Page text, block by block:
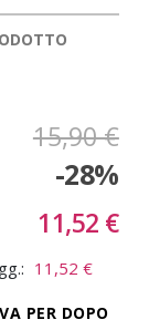
15,90 €
-28%
11,52 €
11,52 €
PER DOPO